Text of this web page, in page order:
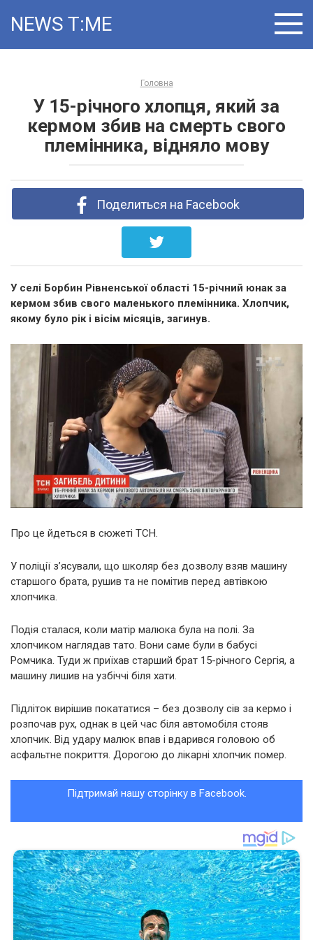
NEWS T:ME
Головна
У 15-річного хлопця, який за
кермом збив на смерть свого
племінника, відняло мову
Поделиться на Facebook
У селі Борбин Рівненської області 15-річний юнак за
кермом збив свого маленького племінника. Хлопчик,
якому було рік і вісім місяців, загинув.
Про це йдеться в сюжеті ТСН.
У поліції з’ясували, що школяр без дозволу взяв машину
старшого брата, рушив та не помітив перед автівкою
хлопчика.
Подія сталася, коли матір малюка була на полі. За
хлопчиком наглядав тато. Вони саме були в бабусі
Ромчика. Туди ж приїхав старший брат 15-річного Сергія, а
машину лишив на узбіччі біля хати.
Підліток вирішив покататися – без дозволу сів за кермо і
розпочав рух, однак в цей час біля автомобіля стояв
хлопчик. Від удару малюк впав і вдарився головою об
асфальтне покриття. Дорогою до лікарні хлопчик помер.
Підтримай нашу сторінку в Facebook.